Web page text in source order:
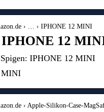
› … › IPHONE 12 MINI
IPHONE 12
IPHONE 12 MINI
MINI
› Apple-Silikon-Case-